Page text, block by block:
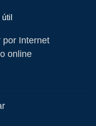
por Internet
online